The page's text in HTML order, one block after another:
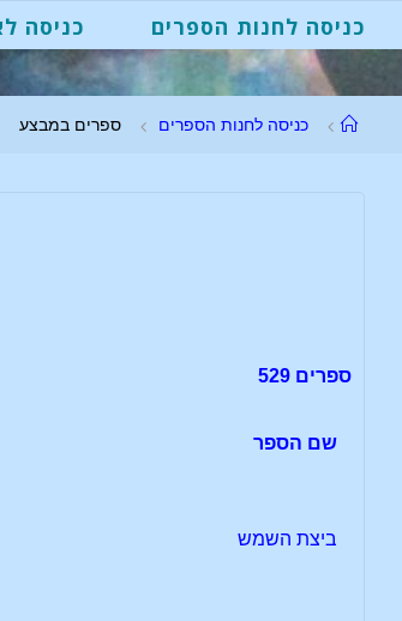
כניסה לחנות הספרים כניסה
עמודכניסה לחנות הספרים ספרים במבצע
ספרים 529
שם הספר
ביצת השמש